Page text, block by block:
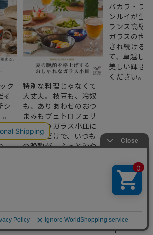
ク
そ
シ
ム
5年
、
ラ
特別な料理じゃなくて
大丈夫。枝豆も、冷奴
も、ありあわせのおつ
まみもヴェトロフェリ
ーチェのガラス小皿に
のせるだけで、いつも
の晩酌が、ふっと涼や
バカラ・ラ
ンルイが生
ランス高級
ガラスの世
され続ける
て、卓越し
美しい輝き
ください。
ての特集ページを見る